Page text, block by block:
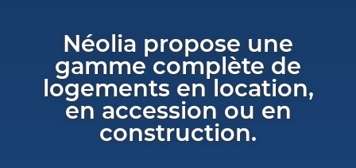
Néolia propose une
gamme complète de
logements en location,
en accession ou en
construction.